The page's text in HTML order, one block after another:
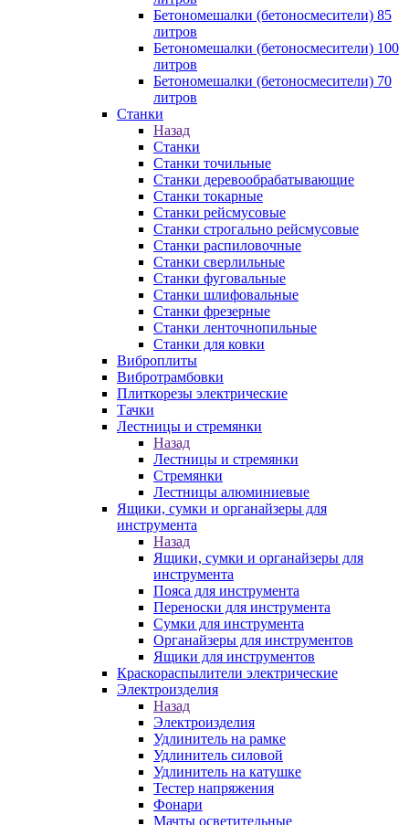
Бетономешалки (бетоносмесители) 85
литров
Бетономешалки (бетоносмесители) 100
литров
Бетономешалки (бетоносмесители) 70
литров
Станки
Назад
Станки
Станки точильные
Станки деревообрабатывающие
Станки токарные
Станки рейсмусовые
Станки строгально рейсмусовые
Станки распиловочные
Станки сверлильные
Станки фуговальные
Станки шлифовальные
Станки фрезерные
Станки ленточнопильные
Станки для ковки
Виброплиты
Вибротрамбовки
Плиткорезы электрические
Тачки
Лестницы и стремянки
Назад
Лестницы и стремянки
Стремянки
Лестницы алюминиевые
Ящики, сумки и органайзеры для
инструмента
Назад
Ящики, сумки и органайзеры для
инструмента
Пояса для инструмента
Переноски для инструмента
Сумки для инструмента
Органайзеры для инструментов
Ящики для инструментов
Краскораспылители электрические
Электроизделия
Назад
Электроизделия
Удлинитель на рамке
Удлинитель силовой
Удлинитель на катушке
Тестер напряжения
Фонари
Мачты осветительные